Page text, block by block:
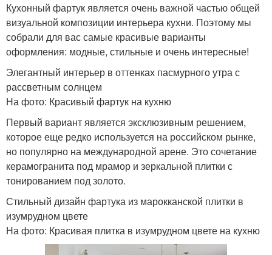
Кухонный фартук является очень важной частью общей
визуальной композиции интерьера кухни. Поэтому мы
собрали для вас самые красивые варианты
оформления: модные, стильные и очень интересные!
Элегантный интерьер в оттенках пасмурного утра с
рассветным солнцем
На фото: Красивый фартук на кухню
Первый вариант является эксклюзивным решением,
которое еще редко используется на российском рынке,
но популярно на международной арене. Это сочетание
керамогранита под мрамор и зеркальной плитки с
тонированием под золото.
Стильный дизайн фартука из марокканской плитки в
изумрудном цвете
На фото: Красивая плитка в изумрудном цвете на кухню